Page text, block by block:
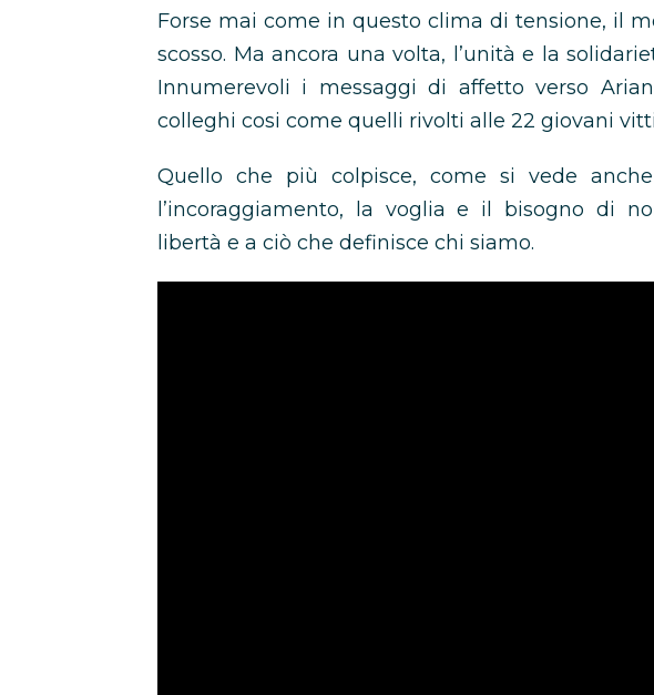
Forse mai come in questo clima di tensione, il
scosso. Ma ancora una volta, l’unità e la
Innumerevoli i messaggi di affetto verso
colleghi cosi come quelli rivolti alle 22 giovani
Quello che più colpisce, come si vede
l’incoraggiamento, la voglia e il bisogno di
libertà e a ciò che definisce chi siamo.